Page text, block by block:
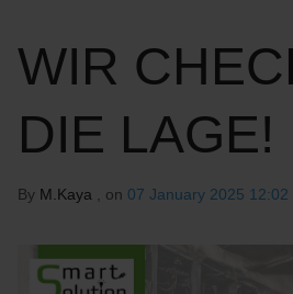
WIR
DIE LAGE!
By M.Kaya , on 07 January 2025 12:02